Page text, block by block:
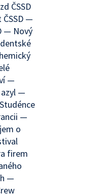
ČSSD
—
— Nový
—
—
—
o
firem
—